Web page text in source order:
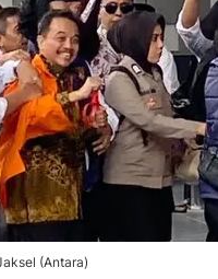
(Antara)